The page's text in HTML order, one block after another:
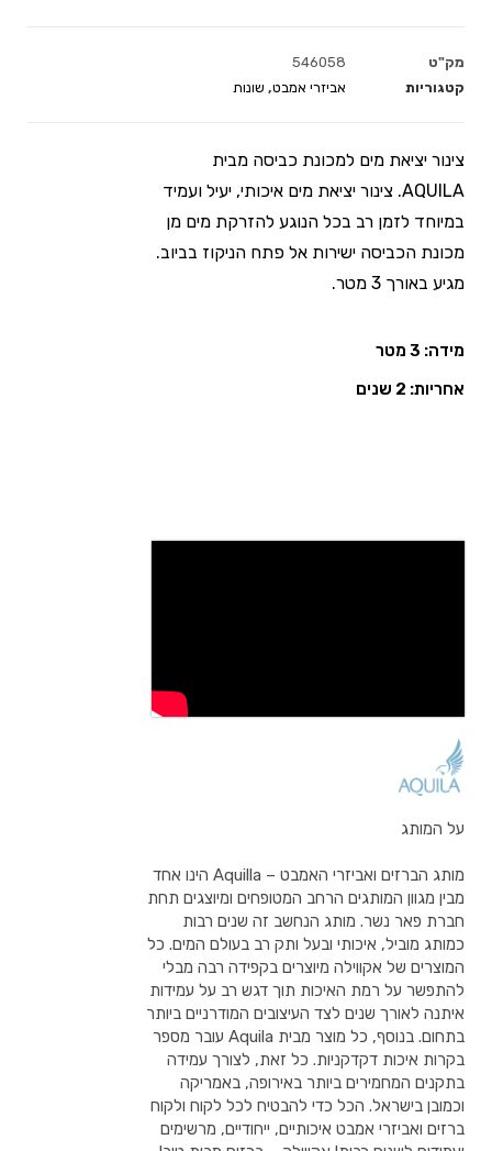
מק"ט
546058
קטגוריות
אביזרי אמבט, שונות
צינור יציאת מים למכונת כביסה מבית
AQUILA. צינור יציאת מים איכותי, יעיל ועמיד
במיוחד לזמן רב בכל הנוגע להזרקת מים מן
מכונת הכביסה ישירות אל פתח הניקוז בביוב.
מגיע באורך 3 מטר.
מידה: 3 מטר
אחריות: 2 שנים
על המותג
מותג הברזים ואביזרי האמבט – Aquilla הינו אחד
מבין מגוון המותגים הרחב המטופחים ומיוצגים תחת
חברת פאר נשר. מותג הנחשב זה שנים רבות
כמותג מוביל, איכותי ובעל ותק רב בעולם המים. כל
המוצרים של אקווילה מיוצרים בקפידה רבה מבלי
להתפשר על רמת האיכות תוך דגש רב על עמידות
איתנה לאורך שנים לצד העיצובים המודרניים ביותר
בתחום. בנוסף, כל מוצר מבית Aquila עובר מספר
בקרות איכות דקדקניות. כל זאת, לצורך עמידה
בתקנים המחמירים ביותר באירופה, באמריקה
וכמובן בישראל. הכל כדי להבטיח לכל לקוח ולקוח
ברזים ואביזרי אמבט איכותיים, ייחודיים, מרשימים